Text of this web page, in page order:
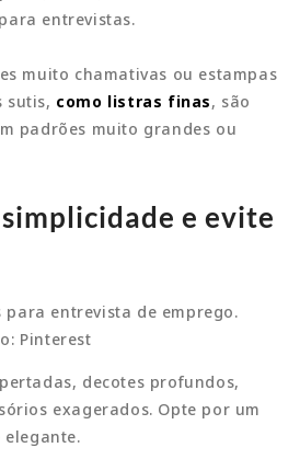
entrevistas.
muito chamativas ou estampas
sutis, como listras finas, são
padrões muito grandes ou
e evite
Pinterest
decotes profundos,
exagerados. Opte por um
elegante.